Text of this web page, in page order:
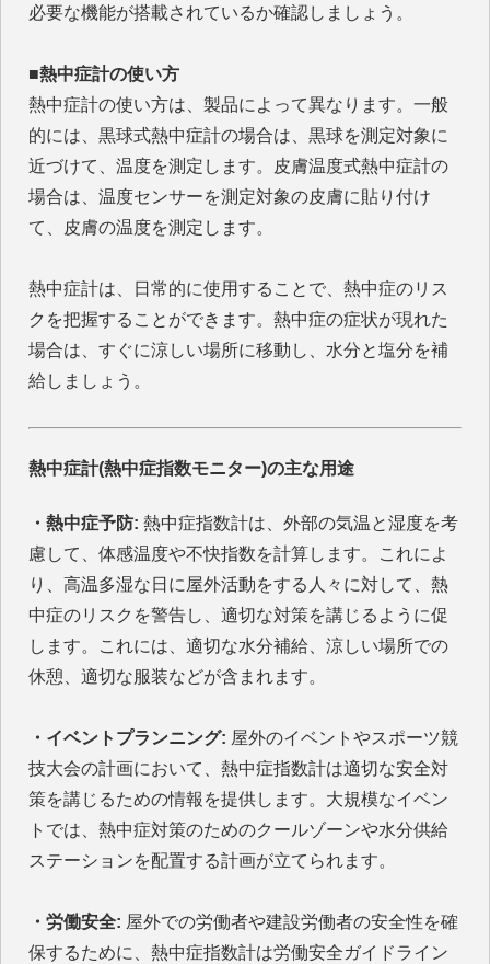
必要な機能が搭載されているか確認しましょう。
■熱中症計の使い方
熱中症計の使い方は、製品によって異なります。一般
的には、黒球式熱中症計の場合は、黒球を測定対象に
近づけて、温度を測定します。皮膚温度式熱中症計の
場合は、温度センサーを測定対象の皮膚に貼り付け
て、皮膚の温度を測定します。
熱中症計は、日常的に使用することで、熱中症のリス
クを把握することができます。熱中症の症状が現れた
場合は、すぐに涼しい場所に移動し、水分と塩分を補
給しましょう。
熱中症計(熱中症指数モニター)の主な用途
・熱中症予防: 熱中症指数計は、外部の気温と湿度を考
慮して、体感温度や不快指数を計算します。これによ
り、高温多湿な日に屋外活動をする人々に対して、熱
中症のリスクを警告し、適切な対策を講じるように促
します。これには、適切な水分補給、涼しい場所での
休憩、適切な服装などが含まれます。
・イベントプランニング: 屋外のイベントやスポーツ競
技大会の計画において、熱中症指数計は適切な安全対
策を講じるための情報を提供します。大規模なイベン
トでは、熱中症対策のためのクールゾーンや水分供給
ステーションを配置する計画が立てられます。
・労働安全: 屋外での労働者や建設労働者の安全性を確
保するために、熱中症指数計は労働安全ガイドライン